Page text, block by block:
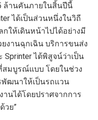
ล้านคันภายในสิ้นปีนี้
ได้เป็นส่วนหนึ่งในวิถี
ให้เดินหน้าไปได้อย่างมี
งานฉุกเฉิน บริการขนส่ง
Sprinterได้พิสูจน์ว่าเป็น
สมบูรณ์แบบ โดยในช่วง
พัฒนาให้เป็นรถแวน
านได้โดยปราศจากการ
วย”